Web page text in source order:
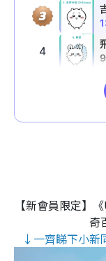
【新會員限定】
奇
↓一齊睇下小新